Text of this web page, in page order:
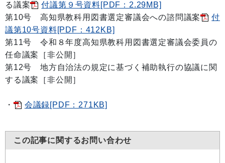
る議案
付議第９号資料[PDF：2.29MB]
第10号 高知県教科用図書選定審議会への諮問議案
付
議第10号資料[PDF：412KB]
第11号 令和８年度高知県教科用図書選定審議会委員の
任命議案［非公開］
第12号 地方自治法の規定に基づく補助執行の協議に関
する議案［非公開］
・ 会議録[PDF：271KB]
この記事に関するお問い合わせ